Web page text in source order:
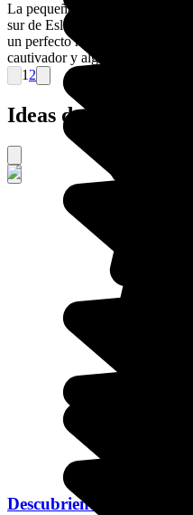
La pequeña ciudad de
sur de Eslovenia. Bellamente
un perfecto meandro de Krka,
cautivador y algunas hermosas
1 2
Ideas de viajes
Descubriendo el